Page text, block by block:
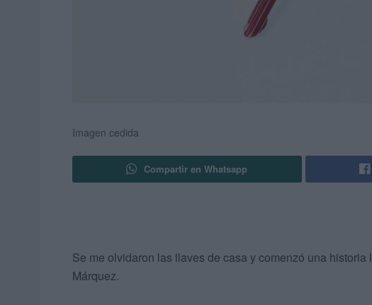
Imagen cedida
Compartir en Whatsapp
Se me olvidaron las llaves de casa y comenzó una
Márquez.